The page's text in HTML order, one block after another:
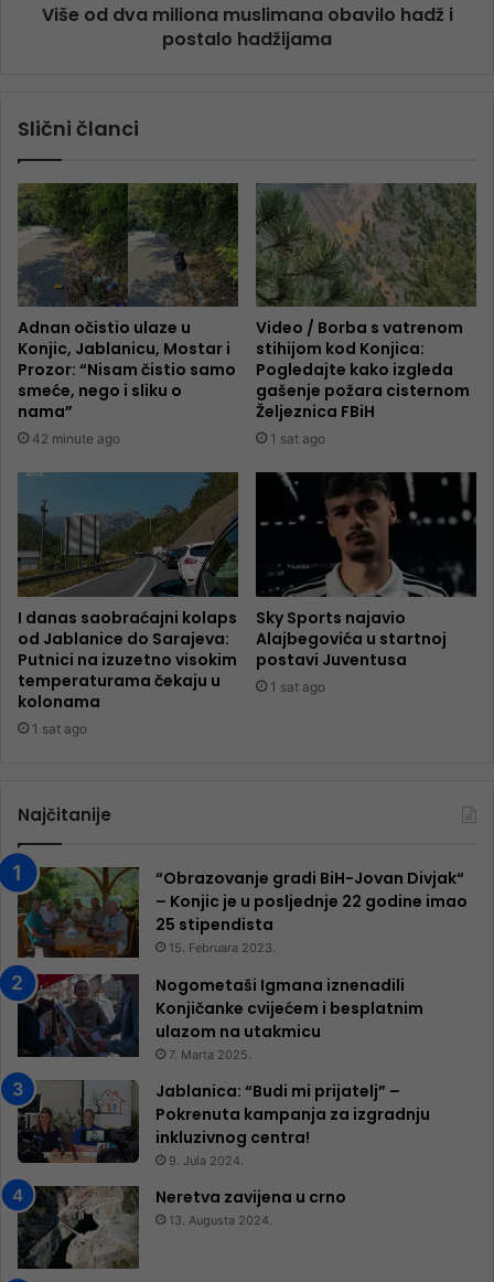
Više od dva miliona muslimana obavilo hadž i
postalo hadžijama
Slični članci
Adnan očistio ulaze u
Konjic, Jablanicu, Mostar i
Prozor: “Nisam čistio samo
smeće, nego i sliku o
nama”
42 minute ago
Video / Borba s vatrenom
stihijom kod Konjica:
Pogledajte kako izgleda
gašenje požara cisternom
Željeznica FBiH
1 sat ago
I danas saobraćajni kolaps
od Jablanice do Sarajeva:
Putnici na izuzetno visokim
temperaturama čekaju u
kolonama
1 sat ago
Sky Sports najavio
Alajbegovića u startnoj
postavi Juventusa
1 sat ago
Najčitanije
“Obrazovanje gradi BiH-Jovan Divjak“
– Konjic je u posljednje 22 godine imao
25 ​​stipendista
15. Februara 2023.
Nogometaši Igmana iznenadili
Konjičanke cvijećem i besplatnim
ulazom na utakmicu
7. Marta 2025.
Jablanica: “Budi mi prijatelj” –
Pokrenuta kampanja za izgradnju
inkluzivnog centra!
9. Jula 2024.
Neretva zavijena u crno
13. Augusta 2024.